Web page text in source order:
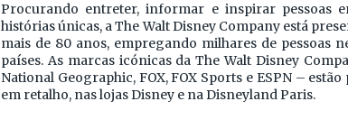
Procurando entreter, informar e inspirar pessoas
histórias únicas, a The Walt Disney Company está
mais de 80 anos, empregando milhares de pessoas
países. As marcas icónicas da The Walt Disney
National Geographic, FOX, FOX Sports e ESPN –
em retalho, nas lojas Disney e na Disneyland Paris.